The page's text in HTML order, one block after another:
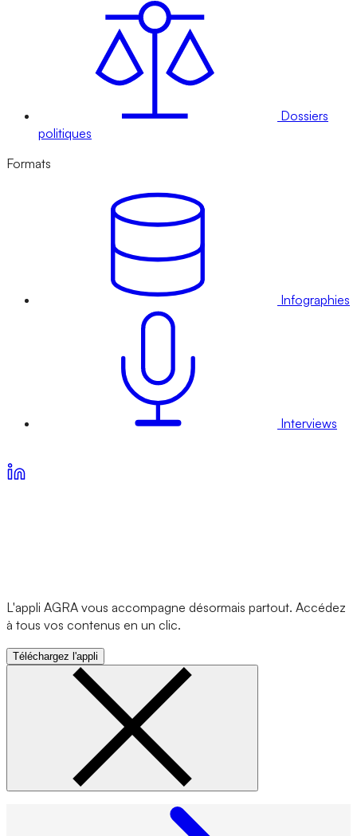
Dossiers
politiques
Formats
Infographies
Interviews
L'appli AGRA vous accompagne désormais partout. Accédez
à tous vos contenus en un clic.
Téléchargez l'appli